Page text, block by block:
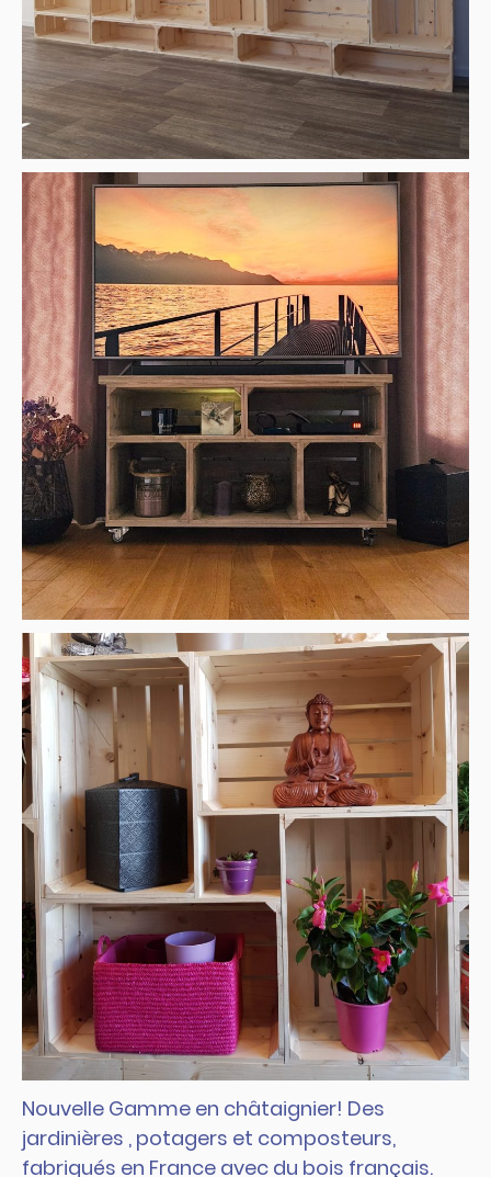
Nouvelle Gamme en châtaignier! Des
jardinières , potagers et composteurs,
fabriqués en France avec du bois français.